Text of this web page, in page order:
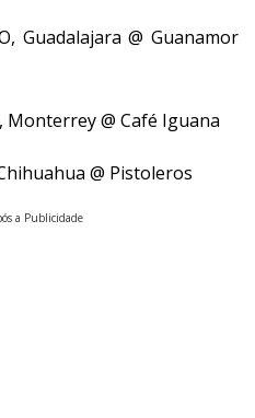
Guadalajara @ Guanamor
Monterrey @ Café Iguana
@ Pistoleros
a Publicidade